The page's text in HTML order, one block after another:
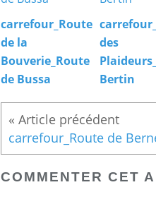
carrefour_Route
de la
Bouverie_Route
de Bussa
des
Bertin
COMMENTER CET